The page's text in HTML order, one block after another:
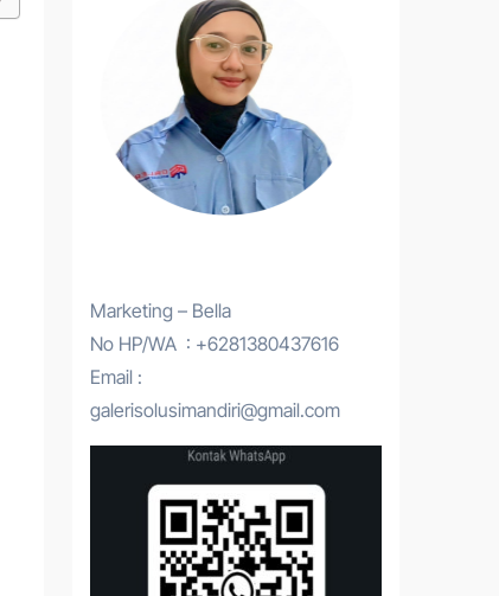
Marketing – Bella
No HP/WA : +6281380437616
Email :
galerisolusimandiri@gmail.com